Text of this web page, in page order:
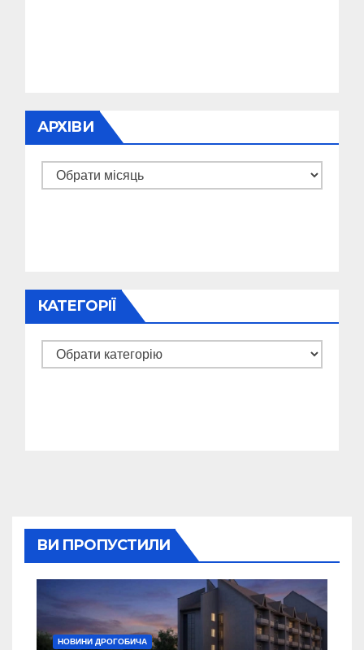
АРХІВИ
Архіви
КАТЕГОРІЇ
Категорії
ВИ ПРОПУСТИЛИ
НОВИНИ ДРОГОБИЧА